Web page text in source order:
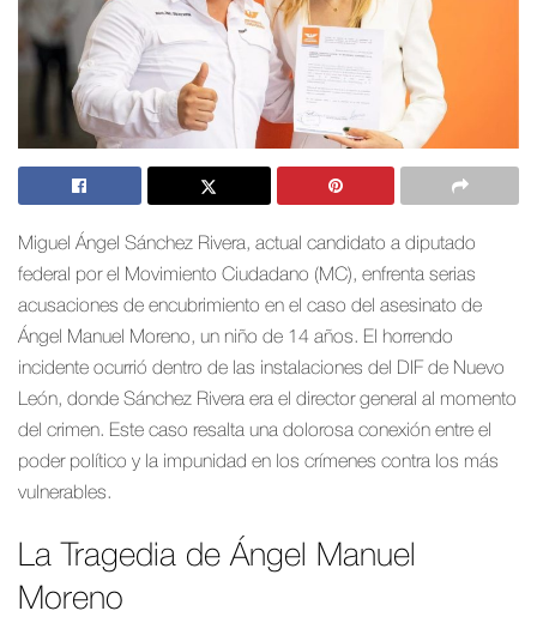
Miguel Ángel Sánchez Rivera, actual candidato a diputado
federal por el Movimiento Ciudadano (MC), enfrenta serias
acusaciones de encubrimiento en el caso del asesinato de
Ángel Manuel Moreno, un niño de 14 años. El horrendo
incidente ocurrió dentro de las instalaciones del DIF de Nuevo
León, donde Sánchez Rivera era el director general al momento
del crimen. Este caso resalta una dolorosa conexión entre el
poder político y la impunidad en los crímenes contra los más
vulnerables.
La Tragedia de Ángel Manuel
Moreno